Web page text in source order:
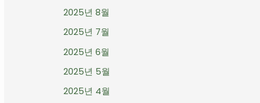
2025년 8월
2025년 7월
2025년 6월
2025년 5월
2025년 4월